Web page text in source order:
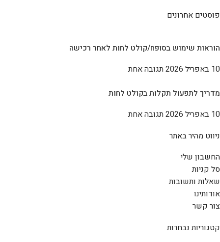
פוסטים אחרונים
הוראות שימוש בסופח/קולט לחות לאחר רכישה
10 באפריל 2026
תגובה אחת
מדריך לתפעול תקלות בקולט לחות
10 באפריל 2026
תגובה אחת
ניווט מהיר באתר
החשבון שלי
סל קניות
שאלות ותשובות
אודותינו
צור קשר
קטגוריות נבחרות